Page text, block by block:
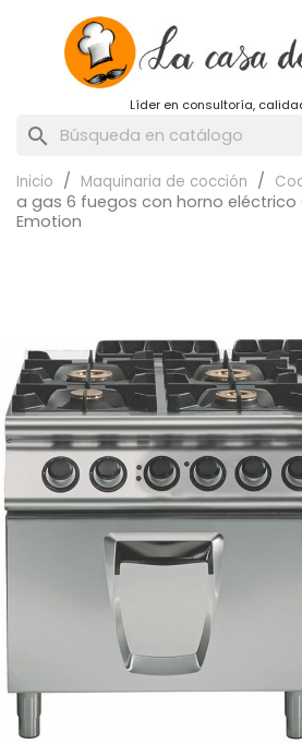
Líder en consultoría,
search
Inicio Maquinaria de cocción
a gas 6 fuegos con horno eléctrico
Emotion